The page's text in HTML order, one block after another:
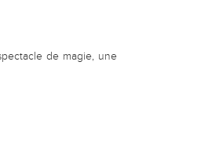
de magie, une